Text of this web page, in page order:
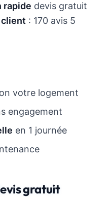
rapide devis gratuit
: 170 avis 5
votre logement
engagement
en 1 journée
gratuit